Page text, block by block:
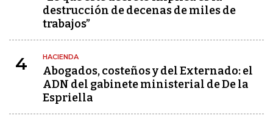
destrucción de decenas de miles de
trabajos”
4 HACIENDA
Abogados, costeños y del Externado: el
ADN del gabinete ministerial de De la
Espriella